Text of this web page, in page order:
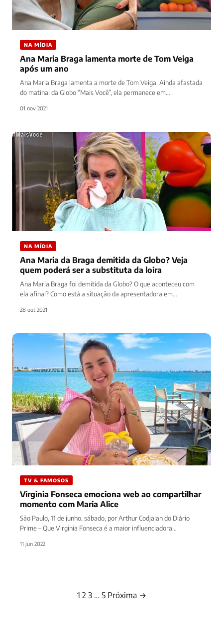
NA MÍDIA
Ana Maria Braga lamenta morte de Tom Veiga
após um ano
Ana Maria Braga lamenta a morte de Tom Veiga. Ainda afastada
do matinal da Globo “Mais Você”, ela permanece em…
01 nov 2021
NA MÍDIA
Ana Maria da Braga demitida da Globo? Veja
quem poderá ser a substituta da loira
Ana Maria Braga foi demitida da Globo? O que aconteceu com
ela afinal? Como está a situação da apresentadora em…
28 out 2021
TV & FAMOSOS
Virginia Fonseca emociona web ao compartilhar
momento com Maria Alice
São Paulo, 11 de junho, sábado, por Arthur Codjaian do Diário
Prime – Que Virginia Fonseca é a maior influenciadora…
11 jun 2022
1 2 3 … 5 Próxima →